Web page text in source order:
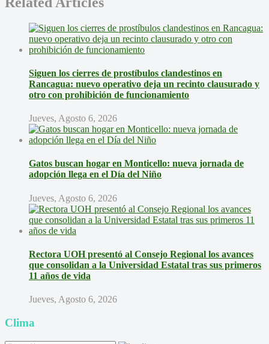
Siguen los cierres de prostíbulos clandestinos en
Rancagua: nuevo operativo deja un recinto clausurado y
otro con prohibición de funcionamiento
Jueves, Agosto 6, 2026
Gatos buscan hogar en Monticello: nueva jornada de
adopción llega en el Día del Niño
Jueves, Agosto 6, 2026
Rectora UOH presentó al Consejo Regional los avances
que consolidan a la Universidad Estatal tras sus primeros
11 años de vida
Jueves, Agosto 6, 2026
Clima